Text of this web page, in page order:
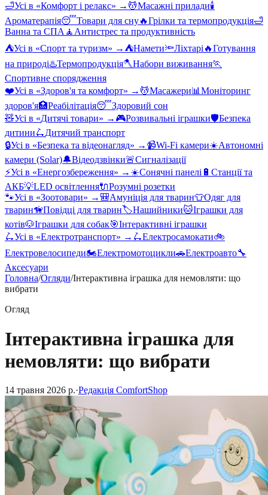
🛁Усі в «Комфорт і релакс» → 💆Масажні прилади🕯️
Ароматерапія😴Товари для сну🔥Грілки та термопродукція🛁
Ванна та СПА 🧘 Антистрес та продуктивність
⛺Усі в «Спорт та туризм» → ⛺Намети🔦Ліхтарі 🔥Готування
на природі♨️Термопродукція🪓Набори виживання🏃
Спортивне спорядження
❤️Усі в «Здоров'я та комфорт» → 💆Масажери📊 Моніторинг
здоров'я🏥Реабілітація😴Здоровий сон
🧸Усі в «Дитячі товари» → 🎮Розвивальні іграшки🛡️Безпека
дитини🛴Дитячий транспорт
🔒Усі в «Безпека та відеонагляд» → 📹Wi-Fi камери☀️Автономні
камери (Solar)🔔Відеодзвінки🚨Сигналізації
⚡Усі в «Енергозбереження» → ☀️Сонячні панелі 🔋 Станції та
АКБ💡LED освітлення🔌Розумні розетки
🐾Усі в «Зоотовари» → 🎒Амуніція для тварин👕Одяг для
тварин🦮Повідці для тварин🏷️Нашийники🐱Іграшки для
котів🐶Іграшки для собак🎯Інтерактивні іграшки
🛴Усі в «Електротранспорт» → 🛴Електросамокати🚲
Електровелосипеди🏍️Електромотоцикли🚗Електроавто🔧
Аксесуари
Головна/Огляди/Інтерактивна іграшка для немовляти: що
вибрати
Огляд
Інтерактивна іграшка для
немовляти: що вибрати
14 травня 2026 р.·Редакція ComfortShop